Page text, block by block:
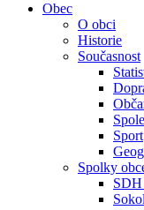
Obec
O obci
Historie
Současnost
Sport
Spolky